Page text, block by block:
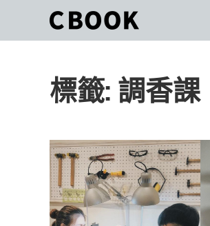
content
你
起
活
出
World.」
CBOOK
本
最
貼
近
你/
妳
標籤: 調香課